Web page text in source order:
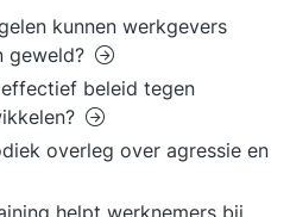
kunnen werkgevers
geweld?
beleid tegen
overleg over agressie en
helpt werknemers bij